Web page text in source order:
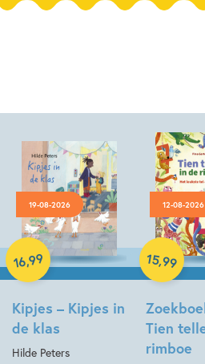
19-08-2026
Kipjes – Kipjes in
de klas
Hilde Peters
16,99
Hardcover
12-08-2026
Tien
rimboe
15,99
Hardcover